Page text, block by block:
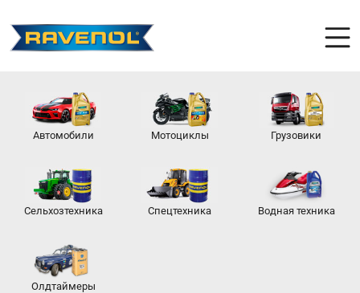
Автомобили Мотоциклы Грузовики
Сельхозтехника Спецтехника Водная техника
Олдтаймеры